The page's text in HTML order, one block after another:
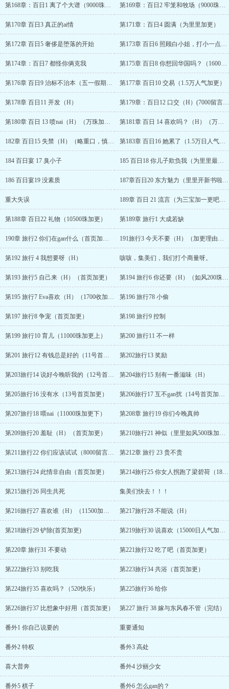
第168章：百日1 离了个大谱（9000珠加更上） 第169章：百日2 牢笼和牧场（9000珠下）
第170章 百日3 真正的ai情 第171章：百日4 圆满（为里里加更）
第172章 百日5 奢侈是堕落的开始 第173章 百日6 照顾白小姐，打小一点（9500加更）
第174章：百日7 都怪你俩克我 第175章 百日8 你想回华国吗？（1600收加更）
第176章 百日9 治标不治本（五一假期余额不足加更） 第177章 百日10 交易（1.5万人气加更）
第178章 百日11 开发（H） 第179章：百日12 口交（H）(7000留言加更)
第180章 百日 13 喷nai（H）（万珠加更上） 第181章 百日 14 喜欢吗？（H）（万珠加更中）
182章 百日15 失禁（H）（略重口，慎买）（万字加更下） 第183章 百日16 她累了（1.5万日人气加更）
184 百日宴 17 臭小子 185 百日18 你儿子欺负我（为里里最近的勤快加更）
186 百日宴19 没素质 187章百日20 东方魅力（里里开新书啦！！！加更！！！）
重大失误 189章 百日 21 流言（为三宝加一更吧。）
第188章 百日22 礼物（10500珠加更） 第189章 旅行1 大成若缺
190章 旅行2 你们在gan什么（首页加更） 191旅行3 今天不要（H）（加更理由宠粉）
第192 旅行 4 我想要呀（H） 咳咳，集美们，我们打个商量呀。
第193 旅行5 自己来（H）（首页加更） 第194 旅行6 你还要（H）（如风200珠加更）
第195 旅行7 Eva喜欢（H）（1700收加更） 第196 旅行78 小偷
第197 旅行8 争宠（首页加更） 第198 旅行9 控制
第199 旅行10 育儿（11000珠加更上） 第200 旅行11 不一样
第201 旅行12 有钱总是好的（11号首页加更） 第202旅行13 奖励
第203旅行14 说好今晚听我的（12号首页加更） 第204旅行15 别有一番滋味（H）
第205旅行16 没有水（13号首页加更） 第206旅行17 互不gan扰（14号首页加更）
第207旅行18 喂nai（11000珠加更下） 第208章 旅行19 你们今晚真帅
第209旅行20 羞耻（H）（首页加更） 第210旅行21 神似（里里如风500珠加更）
第211旅行22 你们应该试试（8000留言加更） 第212章 旅行 23 贵不贵
第213旅行24 此情非自由（首页加更） 第214旅行25 你女人拐跑了梁碧荷（1800收加更）
第215旅行26 同生共死 集美们快去！！！
第216旅行27 喜欢谁（H）（11500加更） 第217旅行28 不能说（H）
第218旅行29 铲除(首页加更) 第219旅行30 说喜欢（15000日人气加更）
第220章 旅行31 不要动 第221旅行32 吃了吧（首页加更）
第222旅行33 别吃我 第223旅行34 共浴（首页加更）
第224旅行35 喜欢吗？（520快乐） 第225旅行36 给你
第226旅行37 比想象中好用（首页加更） 第227 旅行 38 嫁与东风春不管（完结）
番外1 你自己说要的 重要通知
番外2 特权 番外3 高处
喜大普奔 番外4 沙丽少女
番外5 棋子 番外6 怎么gan的？